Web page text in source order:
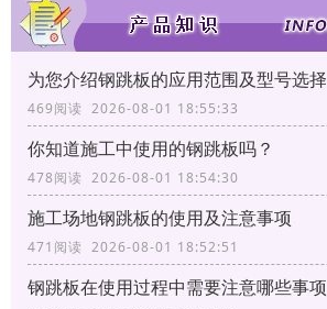
为您介绍钢跳板的应用范围及型号选择
469阅读 2026-08-01 18:55:33
你知道施工中使用的钢跳板吗？
478阅读 2026-08-01 18:54:30
施工场地钢跳板的使用及注意事项
471阅读 2026-08-01 18:52:51
钢跳板在使用过程中需要注意哪些事项